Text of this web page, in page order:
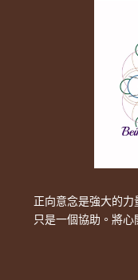
正向意念是強大的
只是一個協助。將